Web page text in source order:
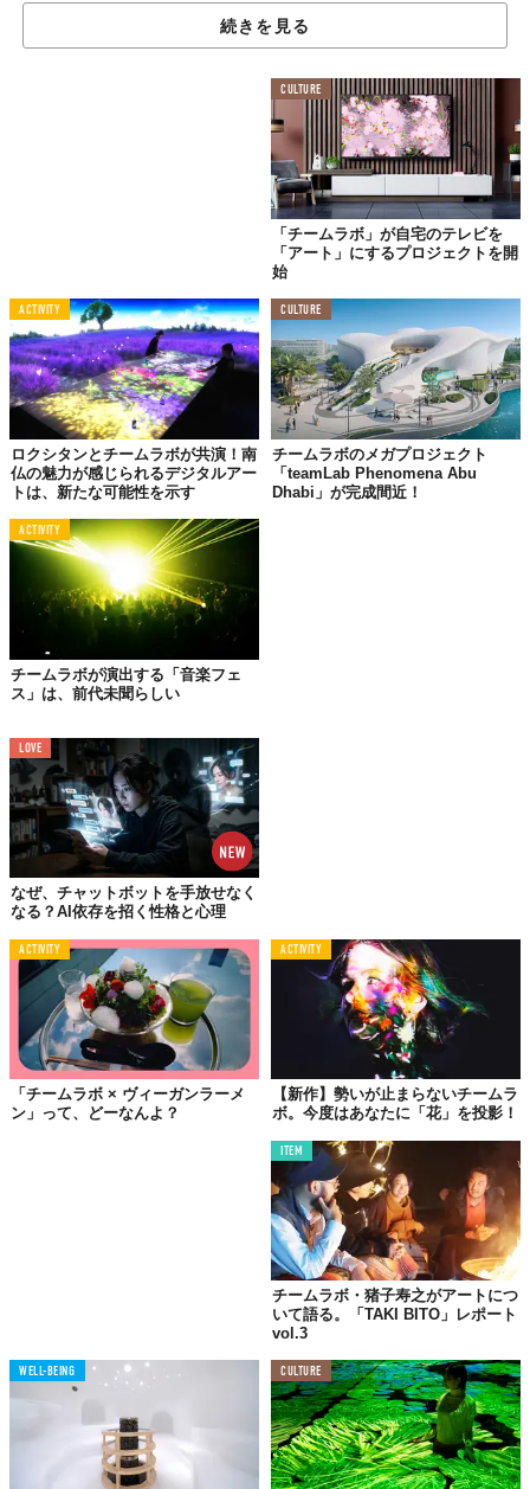
それならば、そもそも屋内スポットを目指してもイイかも。もち
ろん、涼しさだけじゃなく、最高にワクワクする場所であること
は言わずもがな。そういう意味では、この「DMM.プラネッツ Art
by teamLab」なんてピッタリだと思うんです。
すでにいたるところで耳にするチームラボの名。彼らの作品の多
くを鑑賞済という人だっているかもしれません。
それでも、今回の展示は一見の価値アリ。なんといっても、「過
去最大規模」なんですから。
たとえば、この『Wander through the Crystal Universe』。昨年
銀座で展示され、大きな話題となった作品『Crystal Universe / ク
リスタル ユニバース』の進化版。なんと約6倍の規模に！
続きを見る
CULTURE
「チームラボ」が自宅のテレビを
「アート」にするプロジェクトを開
始
ACTIVITY
ロクシタンとチームラボが共演！南
仏の魅力が感じられるデジタルアー
トは、新たな可能性を示す
CULTURE
チームラボのメガプロジェクト
「teamLab Phenomena Abu
Dhabi」が完成間近！
ACTIVITY
チームラボが演出する「音楽フェ
ス」は、前代未聞らしい
LOVE
なぜ、チャットボットを手放せなく
なる？AI依存を招く性格と心理
ACTIVITY
「チームラボ × ヴィーガンラーメ
ン」って、どーなんよ？
ACTIVITY
【新作】勢いが止まらないチームラ
ボ。今度はあなたに「花」を投影！
ITEM
チームラボ・猪子寿之がアートにつ
いて語る。「TAKI BITO」レポート
vol.3
WELL-BEING CULTURE